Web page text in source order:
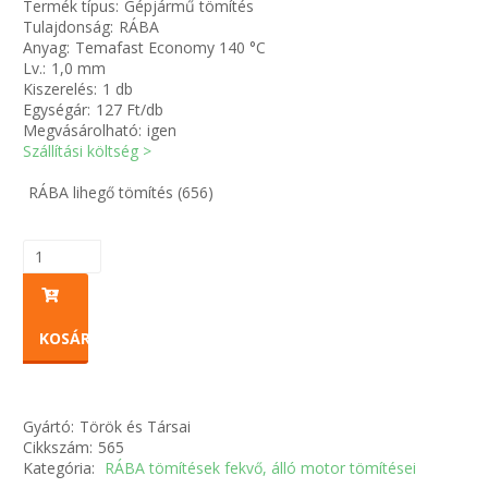
Zsinór Körszelvényű tömítőzsinórok
SIMÍTÓZÁRAS TASAK
Termék típus: Gépjármű tömítés
Tulajdonság: RÁBA
Anyag: Temafast Economy 140 °C
Lv.: 1,0 mm
Kiszerelés: 1 db
Egységár: 127 Ft/db
Megvásárolható: igen
Szállítási költség >
RÁBA lihegő tömítés (656)
KOSÁRBA
Gyártó: Török és Társai
Cikkszám: 565
Kategória: RÁBA tömítések fekvő, álló motor tömítései